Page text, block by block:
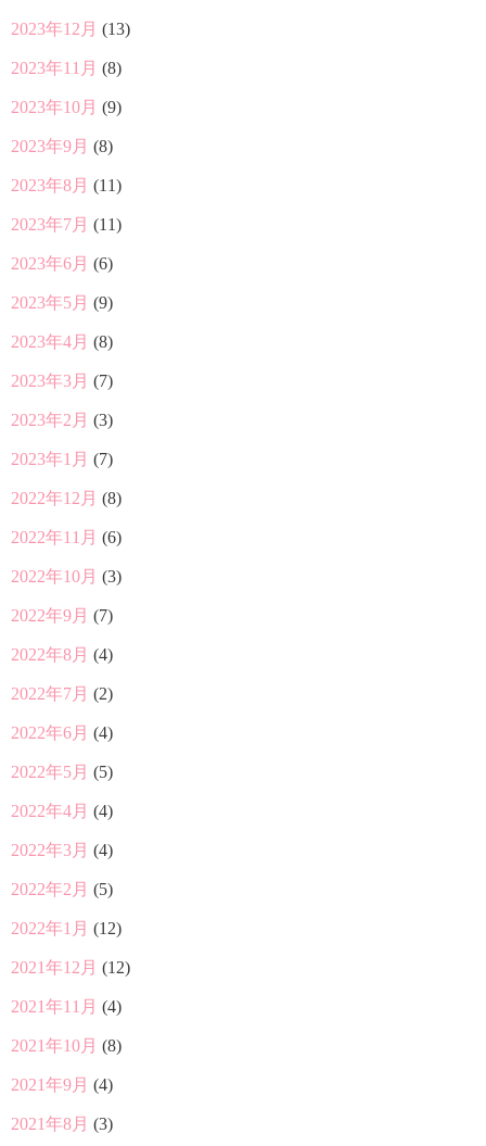
2023年12月 (13)
2023年11月 (8)
2023年10月 (9)
2023年9月 (8)
2023年8月 (11)
2023年7月 (11)
2023年6月 (6)
2023年5月 (9)
2023年4月 (8)
2023年3月 (7)
2023年2月 (3)
2023年1月 (7)
2022年12月 (8)
2022年11月 (6)
2022年10月 (3)
2022年9月 (7)
2022年8月 (4)
2022年7月 (2)
2022年6月 (4)
2022年5月 (5)
2022年4月 (4)
2022年3月 (4)
2022年2月 (5)
2022年1月 (12)
2021年12月 (12)
2021年11月 (4)
2021年10月 (8)
2021年9月 (4)
2021年8月 (3)